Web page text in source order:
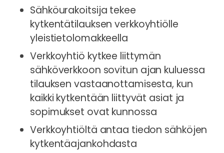
Sähköurakoitsija tekee
kytkentätilauksen verkkoyhtiölle
yleistietolomakkeella
Verkkoyhtiö kytkee liittymän
sähköverkkoon sovitun ajan kuluessa
tilauksen vastaanottamisesta, kun
kaikki kytkentään liittyvät asiat ja
sopimukset ovat kunnossa
Verkkoyhtiöltä antaa tiedon sähköjen
kytkentäajankohdasta